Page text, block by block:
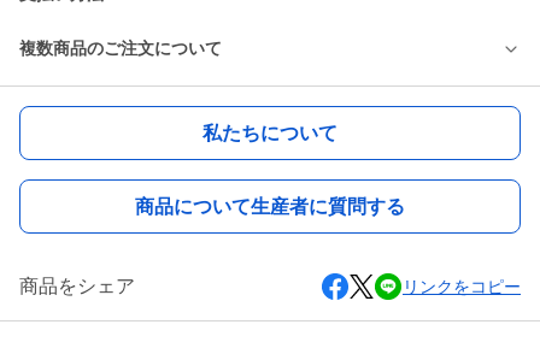
複数商品のご注文について
私たちについて
商品について生産者に質問する
商品をシェア リンクをコピー